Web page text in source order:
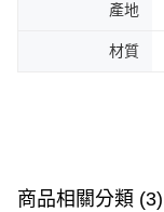
產地
材質
商品相關分類 (3)